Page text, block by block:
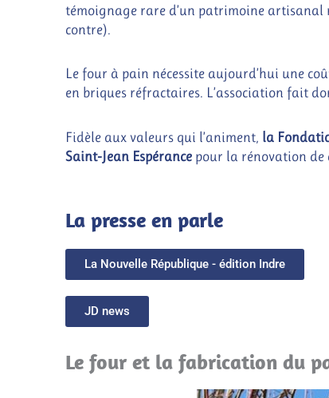
témoignage rare d’un patrimoine
contre).
Le four à pain nécessite aujourd’hui une
en briques réfractaires. L’association fait
Fidèle aux valeurs qui l’animent, la
Saint-Jean Espérancepour la rénovation de
La presse en parle
La Nouvelle République - édition Indre
JD news
Le four et la fabrication du